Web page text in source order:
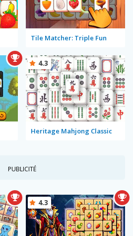
Tile Matcher: Triple Fun
Heritage Mahjong Classic
4.3
PUBLICITÉ
4.3